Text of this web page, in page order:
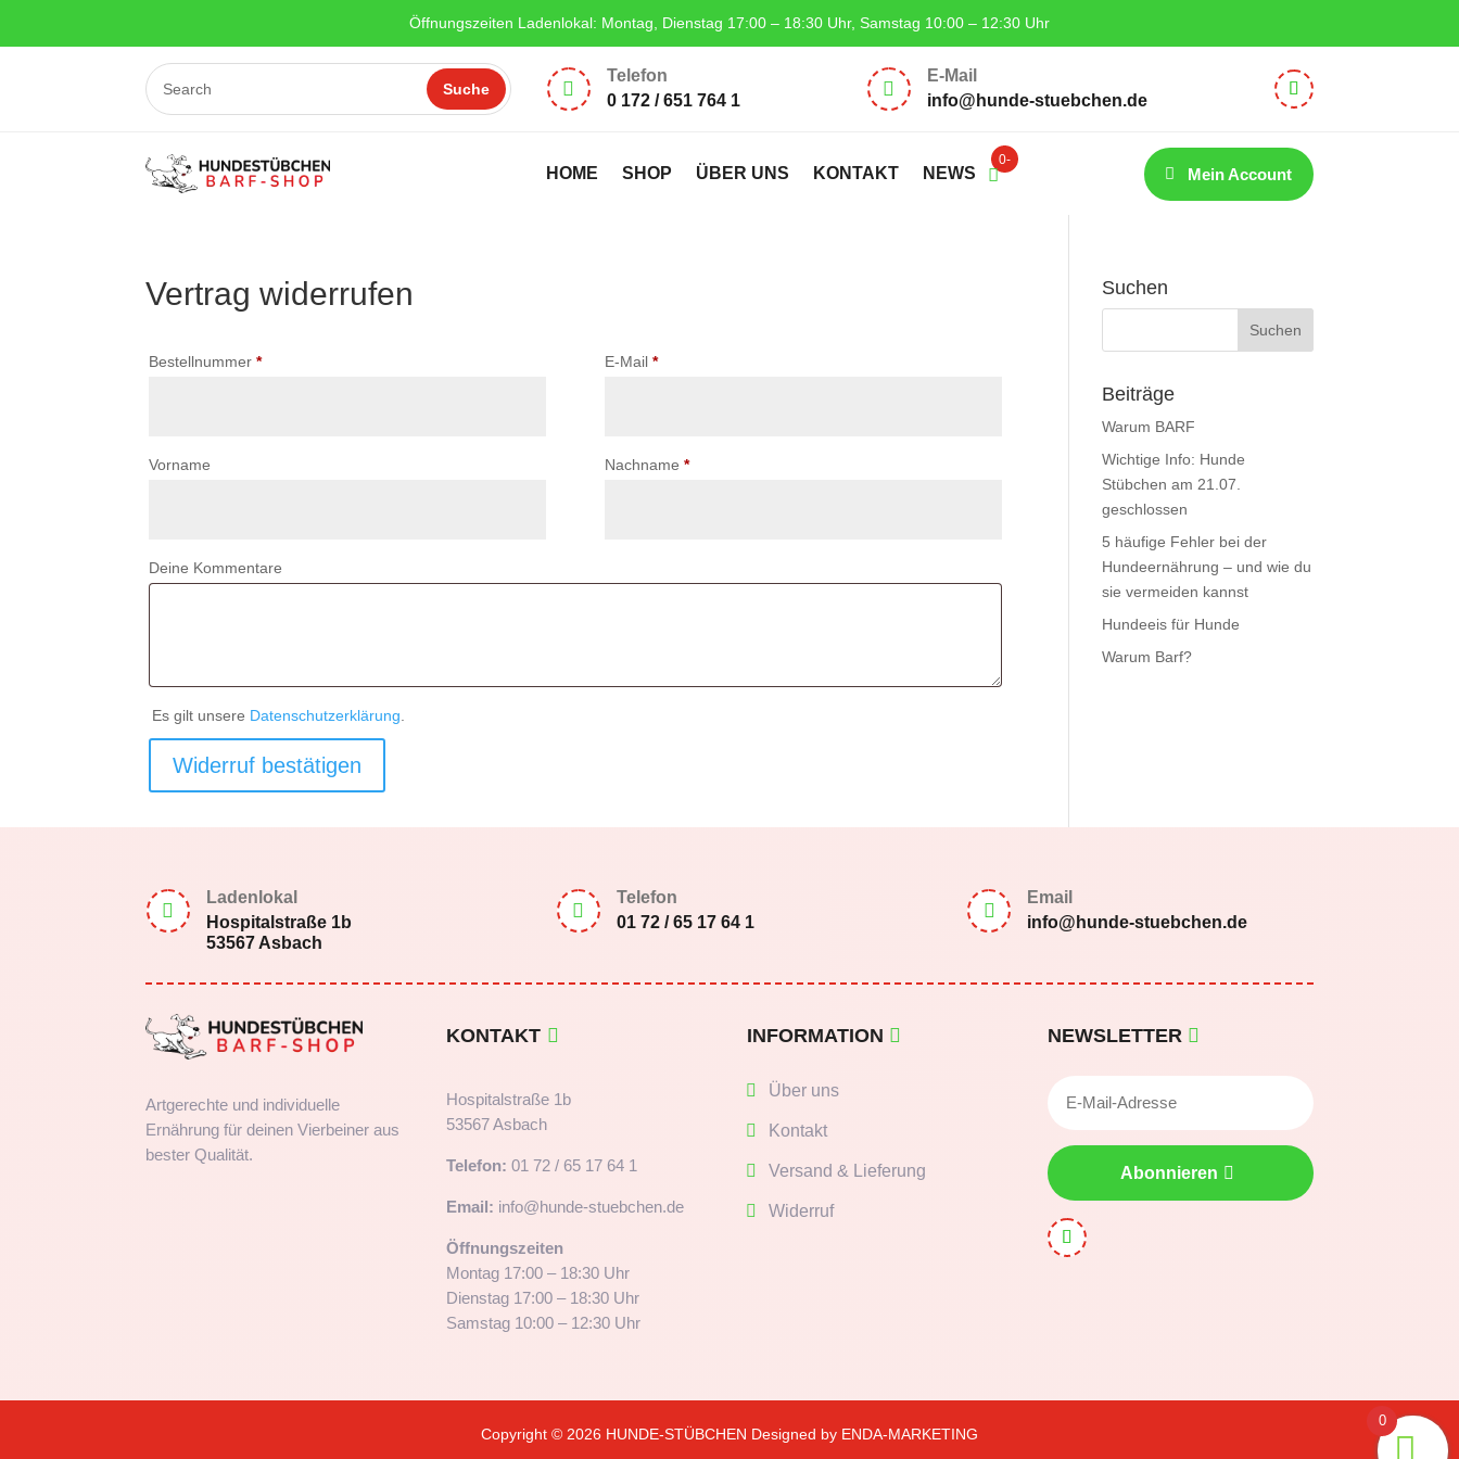
Öffnungszeiten Ladenlokal: Montag, Dienstag 17:00 – 18:30 Uhr, Samstag 10:00 – 12:30 Uhr

Telefon
0 172 / 651 764 1

E-Mail
info@hunde-stuebchen.de
HOME SHOP ÜBER UNS KONTAKT NEWS
0-
Mein Account
Vertrag widerrufen
Bestellnummer* E-Mail *
Vorname Nachname *
Page URI *erforderlich
Deine Kommentare
Es gilt unsere Datenschutzerklärung
Widerruf bestätigen
Suchen
Beiträge
Warum BARF
Wichtige Info: Hunde
Stübchen am 21.07.
geschlossen
5 häufige Fehler bei der
Hundeernährung – und wie du
sie vermeiden kannst
Hundeeis für Hunde
Warum Barf?

Ladenlokal
Hospitalstraße 1b
53567 Asbach

Telefon
01 72 / 65 17 64 1

Email
info@hunde-stuebchen.de
Artgerechte und individuelle
Ernährung für deinen Vierbeiner aus
bester Qualität.
KONTAKT
Hospitalstraße 1b
53567 Asbach
Telefon: 01 72 / 65 17 64 1
Email: info@hunde-stuebchen.de
Öffnungszeiten
Montag 17:00 – 18:30 Uhr
Dienstag 17:00 – 18:30 Uhr
Samstag 10:00 – 12:30 Uhr
INFORMATION
Über uns
Kontakt
Versand & Lieferung
Widerruf
NEWSLETTER
Abonnieren
Copyright © 2026 HUNDE-STÜBCHEN Designed by ENDA-MARKETING
0